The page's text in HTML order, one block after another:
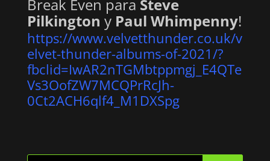
Break Even para Steve
Pilkington y Paul Whimpenny!
https://www.velvetthunder.co.uk/v
elvet-thunder-albums-of-2021/?
fbclid=IwAR2nTGMbtppmgj_E4QTe
Vs3OofZW7MCQPrRcJh-
0Ct2ACH6qlf4_M1DXSpg